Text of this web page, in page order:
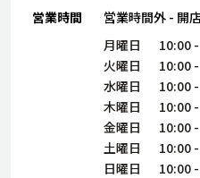
株主・投資家情報
サステナビリティ
DXビジョ
営業時間 営業時間外 - 開
月曜日 10:00 -
火曜日
10:00 -
水曜日
10:00 -
木曜日
10:00 -
金曜日
10:00 -
土曜日
10:00 -
日曜日
10:00 -